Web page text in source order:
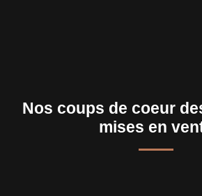
Nos coups de coeur
mises en